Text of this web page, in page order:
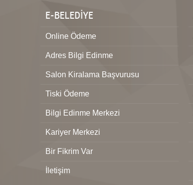
E-BELEDİYE
Online Ödeme
Adres Bilgi Edinme
Salon Kiralama Başvurusu
Tiski Ödeme
Bilgi Edinme Merkezi
Kariyer Merkezi
Bir Fikrim Var
İletişim